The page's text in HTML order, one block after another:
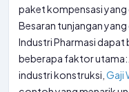
paket kompensasi yang
Besaran tunjangan
Industri Pharmasi
beberapa faktor
industri konstruksi, Gaji